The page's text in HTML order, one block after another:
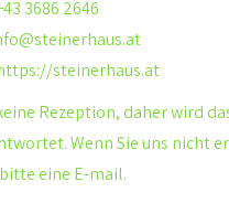
3686 2646
steinerhaus.at
Rezeption, daher wird
Wenn Sie uns nicht
eine E-mail.